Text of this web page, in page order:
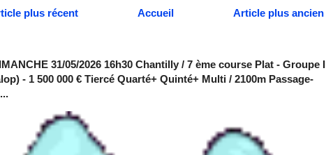
plus récent Article plus ancien
Accueil
31/05/2026 16h30 Chantilly / 7 ème course Plat - Groupe I
- 1 500 000 € Tiercé Quarté+ Quinté+ Multi / 2100m Passage-